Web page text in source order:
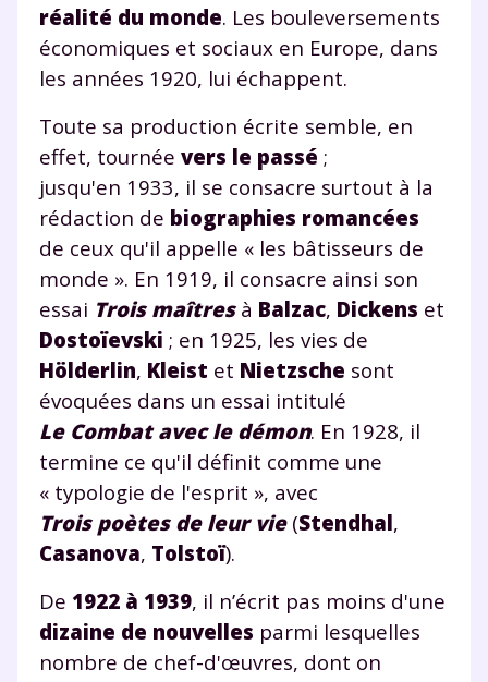
réalité du monde. Les bouleversements
économiques et sociaux en Europe, dans
les années 1920, lui échappent.
Toute sa production écrite semble, en
effet, tournée vers le passé ;
jusqu'en 1933, il se consacre surtout à la
rédaction de biographies romancées
de ceux qu'il appelle « les bâtisseurs de
monde ». En 1919, il consacre ainsi son
essai Trois maîtresà Balzac, Dickens et
Dostoïevski ; en 1925, les vies de
Hölderlin, Kleist et Nietzsche sont
évoquées dans un essai intitulé
Le Combat avec le démon. En 1928, il
termine ce qu'il définit comme une
« typologie de l'esprit », avec
Trois poètes de leur vie(Stendhal,
Casanova, Tolstoï).
De 1922 à 1939, il n’écrit pas moins d'une
dizaine de nouvelles parmi lesquelles
nombre de chef-d'œuvres, dont on